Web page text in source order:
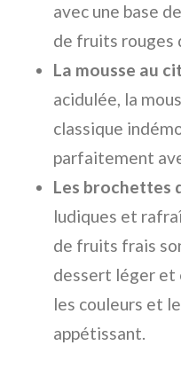
avec une base
de fruits rouges
La mousse au
acidulée, la
classique
parfaitement
Les brochettes
ludiques et
de fruits frais
dessert léger et
les couleurs et
appétissant.